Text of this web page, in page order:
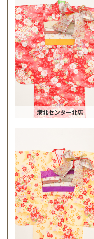
港北センター北店